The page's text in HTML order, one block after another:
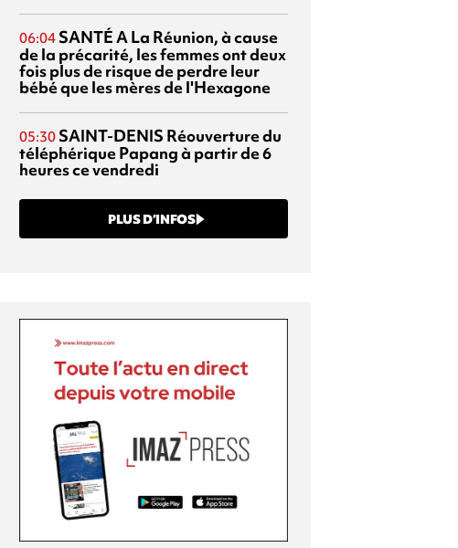
06:04 SANTÉA La Réunion, à cause
de la précarité, les femmes ont deux
fois plus de risque de perdre leur
bébé que les mères de l'Hexagone
05:30 SAINT-DENIS Réouverture du
téléphérique Papang à partir de 6
heures ce vendredi
PLUS D’INFOS